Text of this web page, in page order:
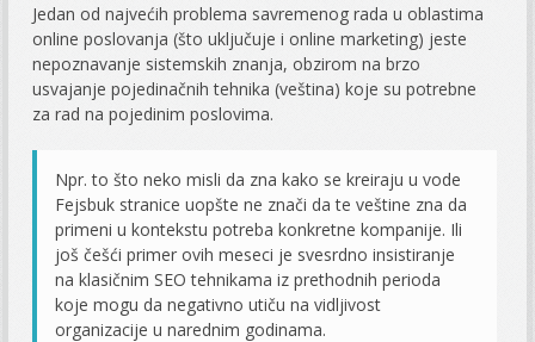
Jedan od najvećih problema savremenog rada u oblastima
online poslovanja (što uključuje i online marketing) jeste
nepoznavanje sistemskih znanja, obzirom na brzo
usvajanje pojedinačnih tehnika (veština) koje su potrebne
za rad na pojedinim poslovima.
Npr. to što neko misli da zna kako se kreiraju u vode
Fejsbuk stranice uopšte ne znači da te veštine zna da
primeni u kontekstu potreba konkretne kompanije. Ili
još češći primer ovih meseci je svesrdno insistiranje
na klasičnim SEO tehnikama iz prethodnih perioda
koje mogu da negativno utiču na vidljivost
organizacije u narednim godinama.